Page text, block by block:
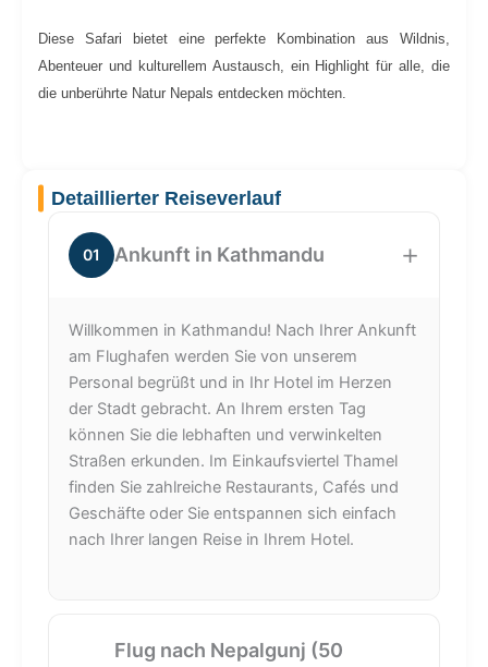
Diese Safari bietet eine perfekte Kombination aus Wildnis,
Abenteuer und kulturellem Austausch, ein Highlight für alle, die
die unberührte Natur Nepals entdecken möchten.
Detaillierter Reiseverlauf
01 Ankunft in Kathmandu ×
Willkommen in Kathmandu! Nach Ihrer Ankunft
am Flughafen werden Sie von unserem
Personal begrüßt und in Ihr Hotel im Herzen
der Stadt gebracht. An Ihrem ersten Tag
können Sie die lebhaften und verwinkelten
Straßen erkunden. Im Einkaufsviertel Thamel
finden Sie zahlreiche Restaurants, Cafés und
Geschäfte oder Sie entspannen sich einfach
nach Ihrer langen Reise in Ihrem Hotel.
Flug nach Nepalgunj (50